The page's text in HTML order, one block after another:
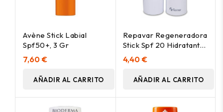
Avène Stick Labial
Spf50+, 3 Gr
7,60 €
AÑADIR AL CARRITO
Repavar Regeneradora
Stick Spf 20 Hidratante,
4 G
4,40 €
AÑADIR AL CARRITO